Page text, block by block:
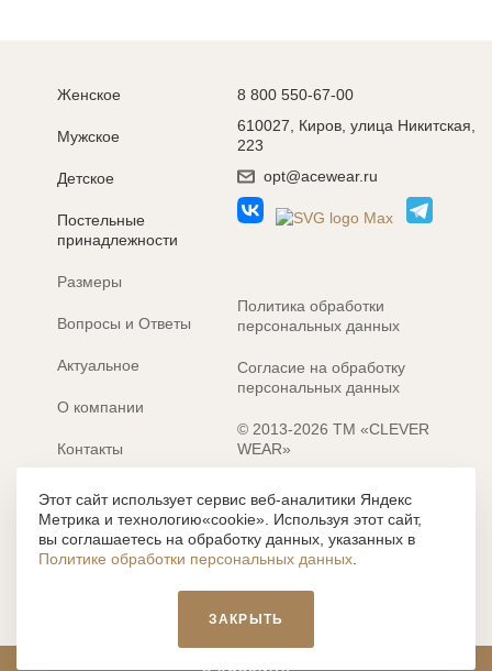
Женское
Мужское
Детское
Постельные
принадлежности
Размеры
Вопросы и Ответы
Актуальное
О компании
Контакты
Электронные каталоги
8 800 550-67-00
610027, Киров, улица Никитская,
223
opt@acewear.ru
Политика обработки
персональных данных
Согласие на обработку
персональных данных
© 2013-2026 ТМ «CLEVER
WEAR»
Разработка сайта: MACHAON
Все содержание, представленное или отраженное на сайте
https://clever-style.ru, включая, но не ограничиваясь, текстом,
графикой, фотографиями, иллюстрациями и т.д., являются
объектами авторского права, использование которых, без
письменного разрешения администрации и без активной
влечет наложение ответственности с действующим
Этот сайт использует сервис веб-аналитики Яндекс
Метрика и технологию«cookie». Используя этот сайт,
вы соглашаетесь на обработку данных, указанных в
Политике обработки персональных данных
ЗАКРЫТЬ